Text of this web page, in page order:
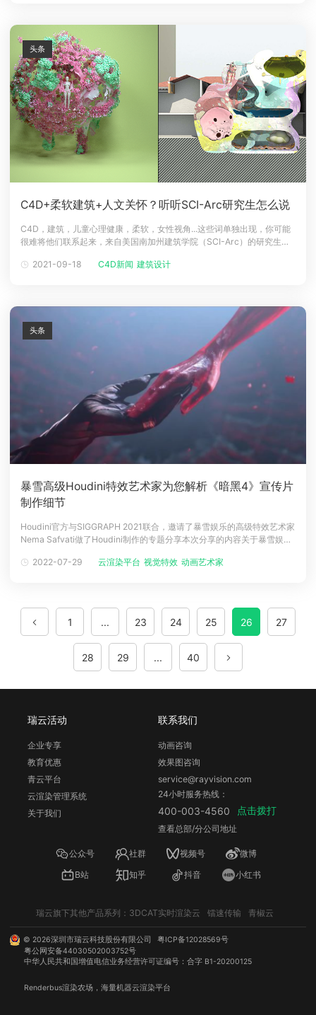
C4D+柔软建筑+人文关怀？听听SCI-Arc研究生怎么说
C4D，建筑，儿童心理健康，柔软，女性视角...这些词单独出现，你可能
很难将他们联系起来，来自美国南加州建筑学院（SCI-Arc）的研究生饶
花。2021年首届4C建筑与设计创意展在上海顺利举办，Renderbus瑞云
2021-09-18 C4D新闻 建筑设计
头条
暴雪高级Houdini特效艺术家为您解析《暗黑4》宣传片
制作细节
Houdini官方与SIGGRAPH 2021联合，邀请了暴雪娱乐的高级特效艺术家
Nema Safvati做了Houdini制作的专题分享本次分享的内容关于暴雪娱乐
They Come（2019）》短片写实的画风，暗黑的视觉风格中外网友看完
2022-07-29 云渲染平台 视觉特效 动画艺术家
头条
1 ... 23 24 25 26 27
28 29 ... 40
瑞云活动
企业专享
教育优惠
青云平台
云渲染管理系统
关于我们
联系我们
动画咨询
效果图咨询
service@rayvision.com
24小时服务热线：
400-003-4560 点击拨打
查看总部/分公司地址
公众号 社群 视频号
微博
B站
知乎 抖音 小红书
瑞云旗下其他产品系列： 3DCAT实时渲染云 镭速传输 青椒云
© 2026深圳市瑞云科技股份有限公司
粤ICP备12028569号
粤公网安备44030502003752号
中华人民共和国增值电信业务经营许可证编号：合字 B1-20200125
Renderbus渲染农场 ，海量机器云渲染平台